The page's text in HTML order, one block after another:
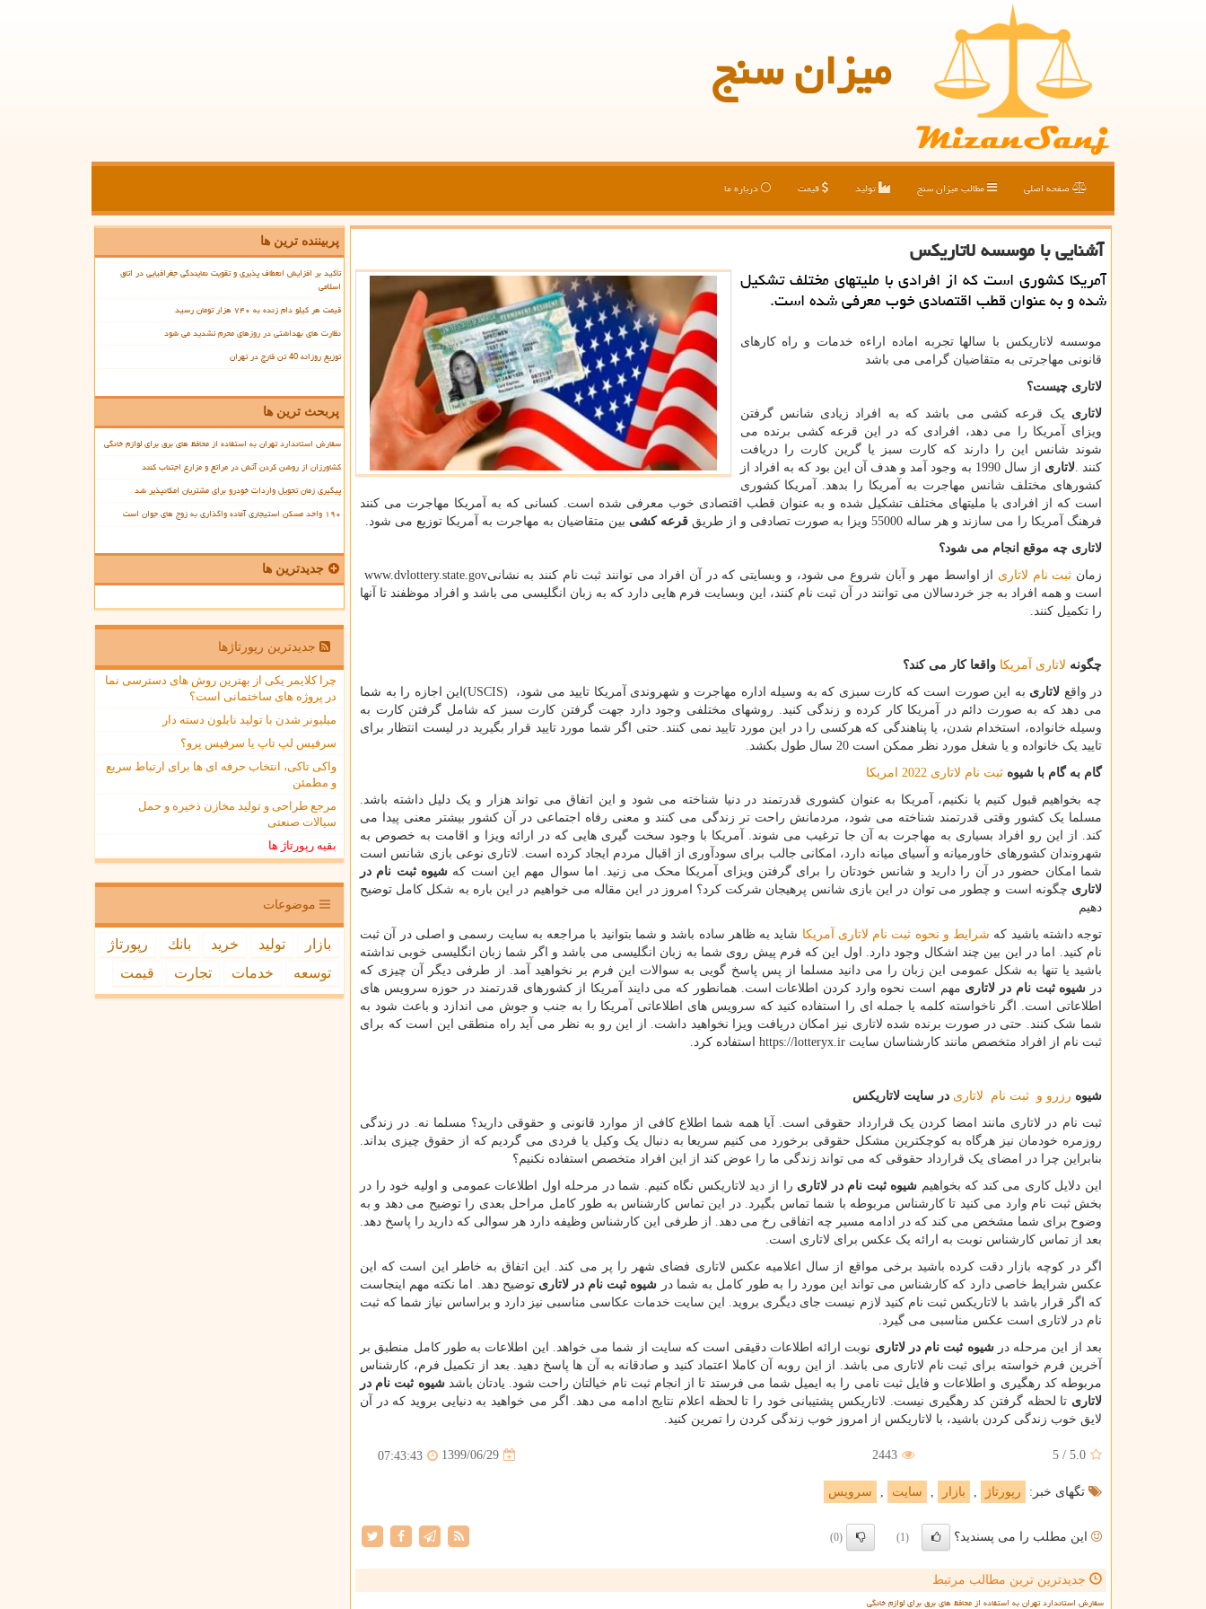
میزان سنج
صفحه اصلی مطالب میزان سنج تولید قیمت درباره ما
آشنایی با موسسه لاتاریكس
آمریكا كشوری است كه از افرادی با ملیتهای مختلف تشكیل
شده و به عنوان قطب اقتصادی خوب معرفی شده است.
موسسه لاتاریکس با سالها تجربه اماده اراءه خدمات و راه کارهای
قانونی مهاجرتی به متقاضیان گرامی می باشد
لاتاری چیست؟
لاتاری یک قرعه کشی می باشد که به افراد زیادی شانس گرفتن
ویزای آمریکا را می دهد، افرادی که در این قرعه کشی برنده می
شوند شانس این را دارند که کارت سبز یا گرین کارت را دریافت
کنند .لاتاری
از سال 1990 به وجود آمد و هدف آن این بود که به افراد از
کشورهای مختلف شانس مهاجرت به آمریکا را بدهد. آمریکا کشوری
است که از افرادی با ملیتهای مختلف تشکیل شده و به عنوان قطب اقتصادی خوب معرفی شده است. کسانی که به آمریکا مهاجرت می کنند
فرهنگ آمریکا را می سازند و هر ساله 55000 ویزا به صورت تصادفی و از طریق
قرعه کشی بین متقاضیان به مهاجرت به آمریکا توزیع می شود.
لاتاری چه موقع انجام می شود؟
زمان ثبت نام لاتاری از اواسط مهر و آبان شروع می شود، و وبسایتی که در آن افراد می توانند ثبت نام کنند به نشانیwww.dvlottery.state.gov
است و همه افراد به جز خردسالان می توانند در آن ثبت نام کنند، این وبسایت فرم هایی دارد که به زبان انگلیسی می باشد و افراد موظفند تا آنها
را تکمیل کنند.
چگونه لاتاری آمریکا واقعا کار می کند؟
در واقع لاتاری به این صورت است که کارت سبزی که به وسیله اداره مهاجرت و شهروندی آمریکا تایید می شود، (USCIS) این اجازه را به شما
می دهد که به صورت دائم در آمریکا کار کرده و زندگی کنید. روشهای مختلفی وجود دارد جهت گرفتن کارت سبز که شامل گرفتن کارت به
وسیله خانواده، استخدام شدن، یا پناهندگی که هرکسی را در این مورد تایید نمی کنند. حتی اگر شما مورد تایید قرار بگیرید در لیست انتظار برای
تایید یک خانواده و یا شغل مورد نظر ممکن است 20 سال طول بکشد.
گام به گام با شیوه ثبت نام لاتاری 2022 امریکا
چه بخواهیم قبول کنیم یا نکنیم، آمریکا به عنوان کشوری قدرتمند در دنیا شناخته می شود و این اتفاق می تواند هزار و یک دلیل داشته باشد.
مسلما یک کشور وقتی قدرتمند شناخته می شود، مردمانش راحت تر زندگی می کنند و معنی رفاه اجتماعی در آن کشور بیشتر معنی پیدا می
کند. از این رو افراد بسیاری به مهاجرت به آن جا ترغیب می شوند. آمریکا با وجود سخت گیری هایی که در ارائه ویزا و اقامت به خصوص به
شهروندان کشورهای خاورمیانه و آسیای میانه دارد، امکانی جالب برای سودآوری از اقبال مردم ایجاد کرده است. لاتاری نوعی بازی شانس است
شما امکان حضور در آن را دارید و شانس خودتان را برای گرفتن ویزای آمریکا محک می زنید. اما سوال مهم این است که شیوه ثبت نام در
لاتاری چگونه است و چطور می توان در این بازی شانس پرهیجان شرکت کرد؟ امروز در این مقاله می خواهیم در این باره به شکل کامل توضیح
دهیم
توجه داشته باشید که شرایط و نحوه ثبت نام لاتاری آمریکا شاید به ظاهر ساده باشد و شما بتوانید با مراجعه به سایت رسمی و اصلی در آن ثبت
نام کنید. اما در این بین چند اشکال وجود دارد. اول این که فرم پیش روی شما به زبان انگلیسی می باشد و اگر شما زبان انگلیسی خوبی نداشته
باشید یا تنها به شکل عمومی این زبان را می دانید مسلما از پس پاسخ گویی به سوالات این فرم بر نخواهید آمد. از طرفی دیگر آن چیزی که
در شیوه ثبت نام در لاتاری مهم است نحوه وارد کردن اطلاعات است. همانطور که می دایند آمریکا از کشورهای قدرتمند در حوزه سرویس های
اطلاعاتی است. اگر ناخواسته کلمه یا جمله ای را استفاده کنید که سرویس های اطلاعاتی آمریکا را به جنب و جوش می اندازد و باعث شود به
شما شک کنند. حتی در صورت برنده شده لاتاری نیز امکان دریافت ویزا نخواهید داشت. از این رو به نظر می آید راه منطقی این است که برای
ثبت نام از افراد متخصص مانند کارشناسان سایت https://lotteryx.ir استفاده کرد.
شیوه رزرو و ثبت نام لاتاری در سایت لاتاریکس
ثبت نام در لاتاری مانند امضا کردن یک قرارداد حقوقی است. آیا همه شما اطلاع کافی از موارد قانونی و حقوقی دارید؟ مسلما نه. در زندگی
روزمره خودمان نیز هرگاه به کوچکترین مشکل حقوقی برخورد می کنیم سریعا به دنبال یک وکیل یا فردی می گردیم که از حقوق چیزی بداند.
بنابراین چرا در امضای یک قرارداد حقوقی که می تواند زندگی ما را عوض کند از این افراد متخصص استفاده نکنیم؟
این دلایل کاری می کند که بخواهیم شیوه ثبت نام در لاتاری را از دید لاتاریکس نگاه کنیم. شما در مرحله اول اطلاعات عمومی و اولیه خود را در
بخش ثبت نام وارد می کنید تا کارشناس مربوطه با شما تماس بگیرد. در این تماس کارشناس به طور کامل مراحل بعدی را توضیح می دهد و به
وضوح برای شما مشخص می کند که در ادامه مسیر چه اتفاقی رخ می دهد. از طرفی این کارشناس وظیفه دارد هر سوالی که دارید را پاسخ دهد.
بعد از تماس کارشناس نوبت به ارائه یک عکس برای لاتاری است.
اگر در کوچه بازار دقت کرده باشید برخی مواقع از سال اعلامیه عکس لاتاری فضای شهر را پر می کند. این اتفاق به خاطر این است که این
عکس شرایط خاصی دارد که کارشناس می تواند این مورد را به طور کامل به شما در شیوه ثبت نام در لاتاری توضیح دهد. اما نکته مهم اینجاست
که اگر قرار باشد با لاتاریکس ثبت نام کنید لازم نیست جای دیگری بروید. این سایت خدمات عکاسی مناسبی نیز دارد و براساس نیاز شما که ثبت
نام در لاتاری است عکس مناسبی می گیرد.
بعد از این مرحله درشیوه ثبت نام در لاتاری نوبت ارائه اطلاعات دقیقی است که سایت از شما می خواهد. این اطلاعات به طور کامل منطبق بر
آخرین فرم خواسته برای ثبت نام لاتاری می باشد. از این روبه آن کاملا اعتماد کنید و صادقانه به آن ها پاسخ دهید. بعد از تکمیل فرم، کارشناس
مربوطه کد رهگیری و اطلاعات و فایل ثبت نامی را به ایمیل شما می فرستد تا از انجام ثبت نام خیالتان راحت شود. یادتان باشدشیوه ثبت نام در
لاتاری تا لحظه گرفتن کد رهگیری نیست. لاتاریکس پشتیبانی خود را تا لحظه اعلام نتایج ادامه می دهد. اگر می خواهید به دنیایی بروید که در آن
لایق خوب زندگی کردن باشید، با لاتاریکس از امروز خوب زندگی کردن را تمرین کنید.
5.0
/
5
2443
1399/06/29
07:43:43
تگهای خبر: رپورتاژ بازار سایت سرویس
این مطلب را می پسندید؟ (1)
(0)
جدیدترین ترین مطالب مرتبط
سفارش استاندارد تهران به استفاده از محافظ های برق برای لوازم خانگی
پربیننده ترین ها
تأکید بر افزایش انعطاف پذیری و تقویت نمایندگی جغرافیایی در اتاق
اسلامی
قیمت هر کیلو دام زنده به ۷۴۰ هزار تومان رسید
نظارت های بهداشتی در روزهای محرم تشدید می شود
توزیع روزانه 40 تن قارچ در تهران
پربحث ترین ها
سفارش استاندارد تهران به استفاده از محافظ های برق برای لوازم خانگی
کشاورزان از روشن کردن آتش در مراتع و مزارع اجتناب کنند
پیگیری زمان تحویل واردات خودرو برای مشتریان امکانپذیر شد
۱۹۰ واحد مسکن استیجاری آماده واگذاری به زوج های جوان است
جدیدترین ها
جدیدترین رپورتاژها
چرا کلایمر یکی از بهترین روش های دسترسی نما
در پروژه های ساختمانی است؟
میلیونر شدن با تولید نایلون دسته دار
سرفیس لپ تاپ یا سرفیس پرو؟
واکی تاکی، انتخاب حرفه ای ها برای ارتباط سریع
و مطمئن
مرجع طراحی و تولید مخازن ذخیره و حمل
سیالات صنعتی
بقیه رپورتاژ ها
موضوعات
بازار تولید خرید بانك
رپورتاژ
توسعه
خدمات تجارت قیمت